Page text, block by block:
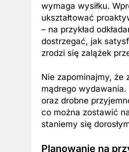
wymaga wysiłku.
ukształtować
– na przykład
dostrzegać, jak
zrodzi się zalążek
Nie zapominajmy, że
mądrego
oraz drobne
co można zostawić
staniemy się
Planowanie na